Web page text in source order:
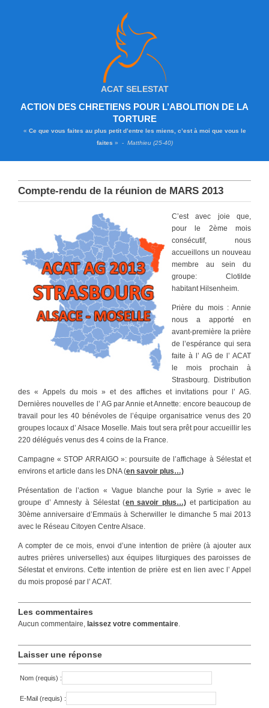
ACAT SELESTAT
ACTION DES CHRETIENS POUR L’ABOLITION DE LA
TORTURE
« Ce que vous faites au plus petit d’entre les miens, c’est à moi que vous le
faites » - Matthieu (25-40)
Compte-rendu de la réunion de MARS 2013
C’est avec joie que,
pour le 2ème mois
consécutif, nous
accueillons un nouveau
membre au sein du
groupe: Clotilde
habitant Hilsenheim.
Prière du mois : Annie
nous a apporté en
avant-première la prière
de l’espérance qui sera
faite à l’ AG de l’ ACAT
le mois prochain à
Strasbourg. Distribution
des « Appels du mois » et des affiches et invitations pour l’ AG.
Dernières nouvelles de l’ AG par Annie et Annette: encore beaucoup de
travail pour les 40 bénévoles de l’équipe organisatrice venus des 20
groupes locaux d’ Alsace Moselle. Mais tout sera prêt pour accueillir les
220 délégués venus des 4 coins de la France.
Campagne « STOP ARRAIGO »: poursuite de l’affichage à Sélestat et
environs et article dans les DNA (en savoir plus…)
Présentation de l’action « Vague blanche pour la Syrie » avec le
groupe d’ Amnesty à Sélestat (en savoir plus…)et participation au
30ème anniversaire d’Emmaüs à Scherwiller le dimanche 5 mai 2013
avec le Réseau Citoyen Centre Alsace.
A compter de ce mois, envoi d’une intention de prière (à ajouter aux
autres prières universelles) aux équipes liturgiques des paroisses de
Sélestat et environs. Cette intention de prière est en lien avec l’ Appel
du mois proposé par l’ ACAT.
Les commentaires
Aucun commentaire, laissez votre commentaire.
Laisser une réponse
Nom (requis) :
E-Mail (requis) :